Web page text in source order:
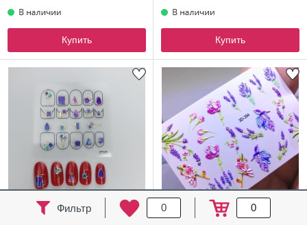
Фильтр 0 0
Купить Купить
Кристалл Nails, Наклейка 5D 3D Объемная наклейка